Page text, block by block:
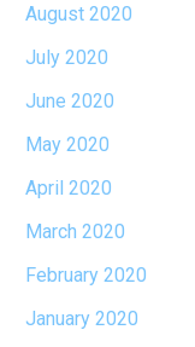
August 2020
July 2020
June 2020
May 2020
April 2020
March 2020
February 2020
January 2020